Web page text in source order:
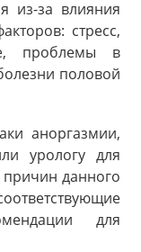
из-за влияния
стресс,
проблемы в
половой
аноргазмии,
урологу для
данного
для